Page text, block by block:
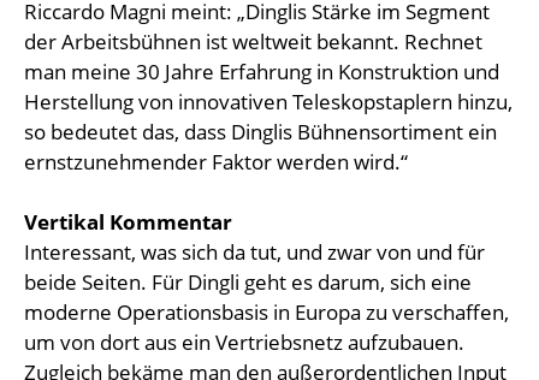
Riccardo Magni meint: „Dinglis Stärke im Segment
der Arbeitsbühnen ist weltweit bekannt. Rechnet
man meine 30 Jahre Erfahrung in Konstruktion und
Herstellung von innovativen Teleskopstaplern hinzu,
so bedeutet das, dass Dinglis Bühnensortiment ein
ernstzunehmender Faktor werden wird.“
Vertikal Kommentar
Interessant, was sich da tut, und zwar von und für
beide Seiten. Für Dingli geht es darum, sich eine
moderne Operationsbasis in Europa zu verschaffen,
um von dort aus ein Vertriebsnetz aufzubauen.
Zugleich bekäme man den außerordentlichen Input